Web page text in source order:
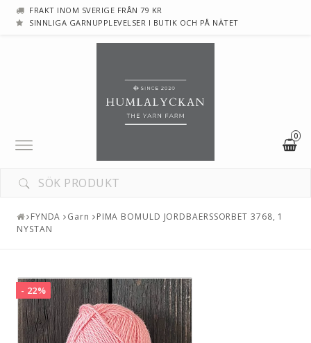
FRAKT INOM SVERIGE FRÅN 79 KR
SINNLIGA GARNUPPLEVELSER I BUTIK OCH PÅ NÄTET
0
Toggle
navigation
FYNDA Garn
PIMA BOMULD JORDBAERSSORBET 3768, 1
NYSTAN
- 22%